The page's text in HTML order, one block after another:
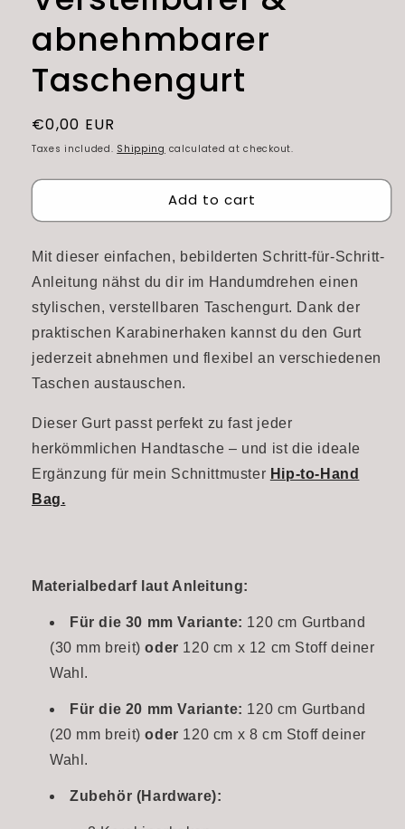
abnehmbarer
Taschengurt
Regular
price
€0,00 EUR
Taxes included. Shipping calculated at checkout.
Add to cart
Mit dieser einfachen, bebilderten Schritt-für-Schritt-
Anleitung nähst du dir im Handumdrehen einen
stylischen, verstellbaren Taschengurt. Dank der
praktischen Karabinerhaken kannst du den Gurt
jederzeit abnehmen und flexibel an verschiedenen
Taschen austauschen.
Dieser Gurt passt perfekt zu fast jeder
herkömmlichen Handtasche – und ist die ideale
Ergänzung für mein Schnittmuster Hip-to-Hand
Bag.
Materialbedarf laut Anleitung:
Für die 30 mm Variante: 120 cm Gurtband
(30 mm breit)oder 120 cm x 12 cm Stoff deiner
Wahl.
Für die 20 mm Variante: 120 cm Gurtband
(20 mm breit)oder 120 cm x 8 cm Stoff deiner
Wahl.
Zubehör (Hardware):